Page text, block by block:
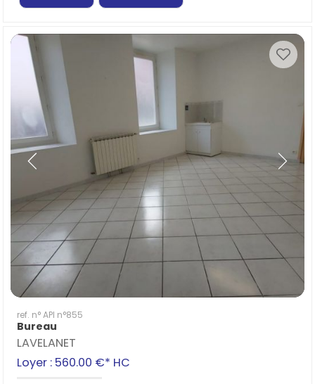
ref. n° API n°855
Bureau
LAVELANET
Loyer : 560.00 €* HC